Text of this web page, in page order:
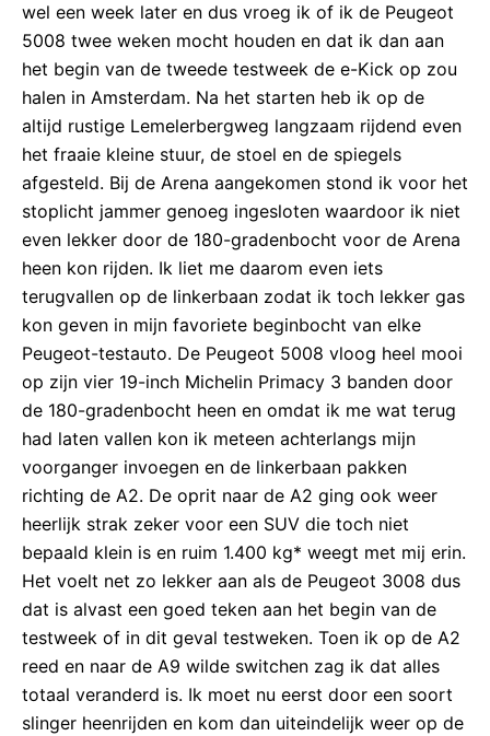
wel een week later en dus vroeg ik of ik de Peugeot
5008 twee weken mocht houden en dat ik dan aan
het begin van de tweede testweek de e-Kick op zou
halen in Amsterdam. Na het starten heb ik op de
altijd rustige Lemelerbergweg langzaam rijdend even
het fraaie kleine stuur, de stoel en de spiegels
afgesteld. Bij de Arena aangekomen stond ik voor het
stoplicht jammer genoeg ingesloten waardoor ik niet
even lekker door de 180-gradenbocht voor de Arena
heen kon rijden. Ik liet me daarom even iets
terugvallen op de linkerbaan zodat ik toch lekker gas
kon geven in mijn favoriete beginbocht van elke
Peugeot-testauto. De Peugeot 5008 vloog heel mooi
op zijn vier 19-inch Michelin Primacy 3 banden door
de 180-gradenbocht heen en omdat ik me wat terug
had laten vallen kon ik meteen achterlangs mijn
voorganger invoegen en de linkerbaan pakken
richting de A2. De oprit naar de A2 ging ook weer
heerlijk strak zeker voor een SUV die toch niet
bepaald klein is en ruim 1.400 kg* weegt met mij erin.
Het voelt net zo lekker aan als de Peugeot 3008 dus
dat is alvast een goed teken aan het begin van de
testweek of in dit geval testweken. Toen ik op de A2
reed en naar de A9 wilde switchen zag ik dat alles
totaal veranderd is. Ik moet nu eerst door een soort
slinger heenrijden en kom dan uiteindelijk weer op de